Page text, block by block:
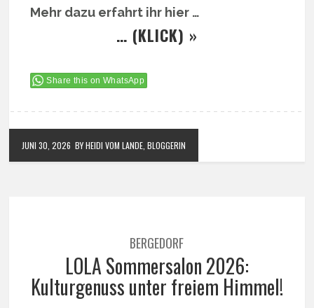
Mehr dazu erfahrt ihr hier …
… (KLICK) »
Share this on WhatsApp
JUNI 30, 2026 BY HEIDI VOM LANDE, BLOGGERIN
BERGEDORF
LOLA Sommersalon 2026:
Kulturgenuss unter freiem Himmel!